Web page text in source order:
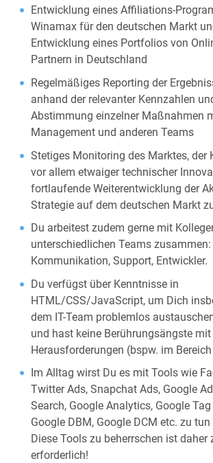
Entwicklung eines Affiliations-
Winamax für den deutschen Markt
Entwicklung eines Portfolios von
Partnern in Deutschland
Regelmäßiges Reporting der
anhand der relevanter Kennzahlen
Abstimmung einzelner Maßnahmen
Management und anderen Teams
Stetiges Monitoring des Marktes, der
vor allem etwaiger technischer
fortlaufende Weiterentwicklung der
Strategie auf dem deutschen Markt
Du arbeitest zudem gerne mit
unterschiedlichen Teams zusammen:
Kommunikation, Support, Entwickler.
Du verfügst über Kenntnisse in
HTML/CSS/JavaScript, um Dich
dem IT-Team problemlos
und hast keine Berührungsängste
Herausforderungen (bspw. im Bereich
Im Alltag wirst Du es mit Tools wie
Twitter Ads, Snapchat Ads, Google
Search, Google Analytics, Google
Google DBM, Google DCM etc. zu
Diese Tools zu beherrschen ist daher
erforderlich!